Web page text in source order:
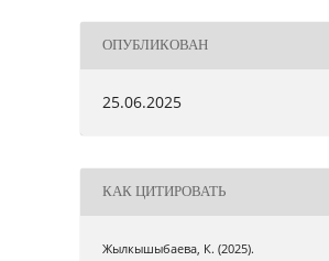
ОПУБЛИКОВАН
25.06.2025
КАК ЦИТИРОВАТЬ
Жылкышыбаева, К. (2025).